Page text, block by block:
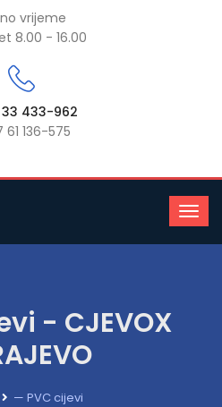
vrijeme
8.00 - 16.00
433-962
61 136-575
- CJEVOX
— PVC cijevi